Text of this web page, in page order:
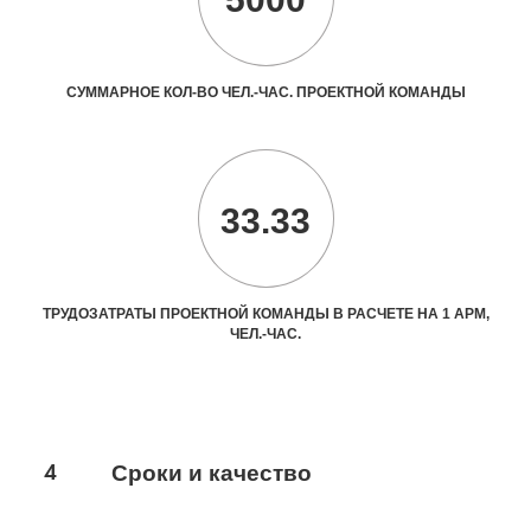
СУММАРНОЕ КОЛ-ВО ЧЕЛ.-ЧАС. ПРОЕКТНОЙ КОМАНДЫ
33.33
ТРУДОЗАТРАТЫ ПРОЕКТНОЙ КОМАНДЫ В РАСЧЕТЕ НА 1 АРМ,
ЧЕЛ.-ЧАС.
4 Сроки и качество